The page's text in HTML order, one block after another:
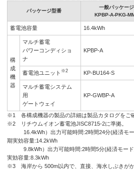
パッケージ型番
一般パッケージ
KPBP-A-PKG-
蓄電池容量 16.4kWh
構
成
機
器
マルチ蓄電
パワーコンディショ
ナ
KPBP-A
蓄電池ユニット ※2 KP-BU164-S
マルチ蓄電システム
用
ゲートウェイ
KP-GWBP-A
※1 各構成機器の製品の詳細は製品カタログをご
※2 リチウムイオン蓄電池JISC8715-2に準拠。
16.4kWh）出力可能時間:2時間24分(経済モ
期実効容量:14.2kWh
9.8kWh）出力可能時間:2時間5分(経済モー
実効容量:8.3kWh
※3 海岸から 500m以内で、直接、海水しぶきがか